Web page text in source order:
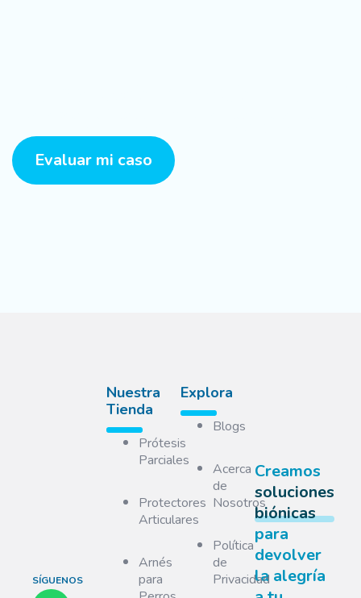
Evaluar mi caso
Creamos
soluciones
biónicas
para
devolver
la alegría
SÍGUENOS
Nuestra
Tienda
Prótesis
Parciales
Protectores
Articulares
Arnés
para
Explora
Blogs
Acerca
de
Nosotros
Política
de
Privacidad